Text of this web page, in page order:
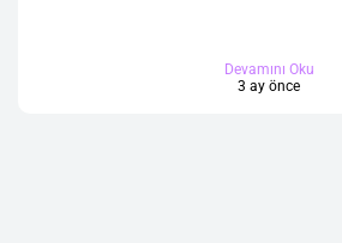
Devamını Oku
3 ay önce